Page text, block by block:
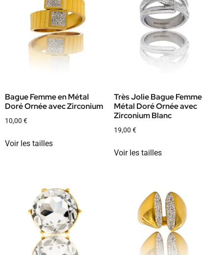
Bague Femme en Métal
Doré Ornée avec Zirconium
10,00 €
Voir les tailles
Très Jolie Bague Femme
Métal Doré Ornée avec
Zirconium Blanc
19,00 €
Voir les tailles